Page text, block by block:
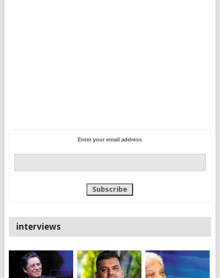
Enter your email address
interviews